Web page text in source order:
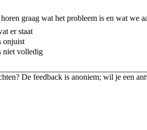
graag wat het probleem is en wat we
er staat
onjuist
niet volledig
De feedback is anoniem; wil je een